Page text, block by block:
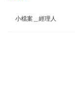
小檔案＿經理人